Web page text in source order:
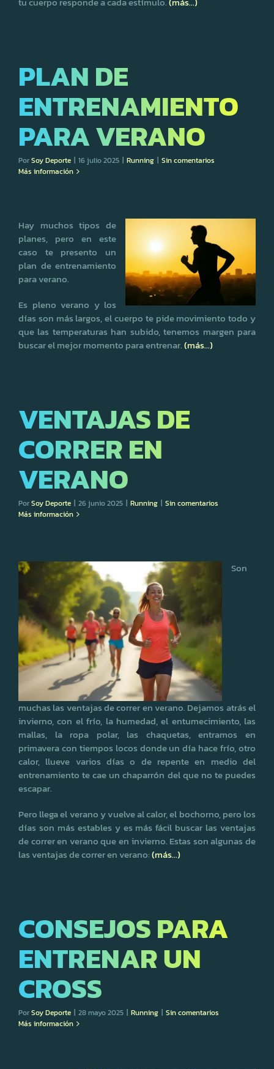
PLAN DE
ENTRENAMIENTO
PARA VERANO
PorSoy Deporte | 16 julio 2025 | Running | Sin comentarios
Más información
Hay muchos tipos de
planes, pero en este
caso te presento un
plan de entrenamiento
para verano.
Es pleno verano y los
días son más largos, el cuerpo te pide movimiento todo y
que las temperaturas han subido, tenemos margen para
buscar el mejor momento para entrenar.(más…)
VENTAJAS DE
CORRER EN
VERANO
PorSoy Deporte | 26 junio 2025 | Running | Sin comentarios
Más información
Son
muchas las ventajas de correr en verano. Dejamos atrás el
invierno, con el frío, la humedad, el entumecimiento, las
mallas, la ropa polar, las chaquetas, entramos en
primavera con tiempos locos donde un día hace frío, otro
calor, llueve varios días o de repente en medio del
entrenamiento te cae un chaparrón del que no te puedes
escapar.
Pero llega el verano y vuelve al calor, el bochorno, pero los
días son más estables y es más fácil buscar las ventajas
de correr en verano que en invierno. Estas son algunas de
las ventajas de correr en verano:(más…)
CONSEJOS PARA
ENTRENAR UN
CROSS
PorSoy Deporte | 28 mayo 2025 | Running | Sin comentarios
Más información